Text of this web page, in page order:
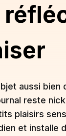
aussi bien
reste
plaisirs
et installe